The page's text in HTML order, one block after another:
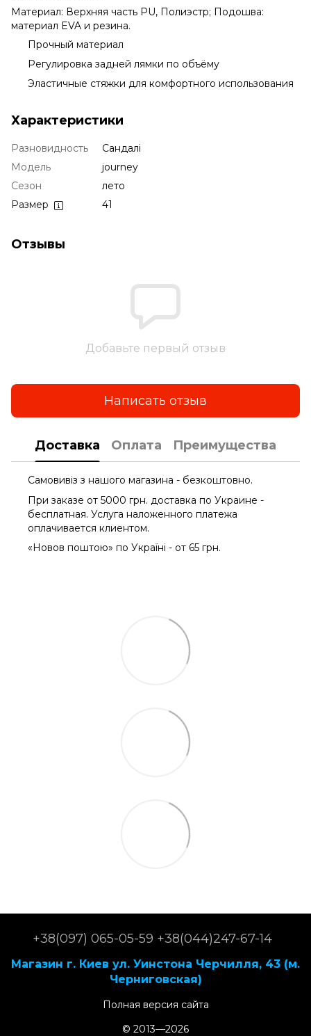
Материал: Верхняя часть PU, Полиэстр; Подошва:
материал EVA и резина.
Прочный материал
Регулировка задней лямки по объёму
Эластичные стяжки для комфортного использования
Характеристики
Разновидность
Сандалі
Модель
journey
Сезон
лето
Размер
41
Отзывы
Добавьте первый отзыв
Написать отзыв
Доставка Оплата Преимущества
Самовивіз з нашого магазина - безкоштовно.
При заказе от 5000 грн. доставка по Украине -
бесплатная. Услуга наложенного платежа
оплачиваетcя клиентом.
«Новов поштою» по Україні - от 65 грн.
+38(097) 065-05-59 +38(044)247-67-14
Магазин г. Киев ул. Уинстона Черчилля, 43 (м.
Черниговская)
Полная версия сайта
© 2013—2026